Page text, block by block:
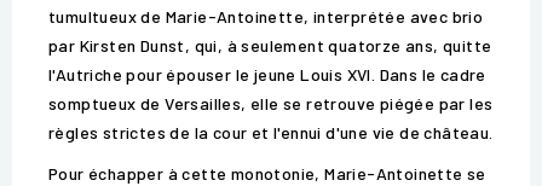
tumultueux de Marie-Antoinette, interprétée avec brio
par Kirsten Dunst, qui, à seulement quatorze ans, quitte
l'Autriche pour épouser le jeune Louis XVI. Dans le cadre
somptueux de Versailles, elle se retrouve piégée par les
règles strictes de la cour et l'ennui d'une vie de château.
Pour échapper à cette monotonie, Marie-Antoinette se